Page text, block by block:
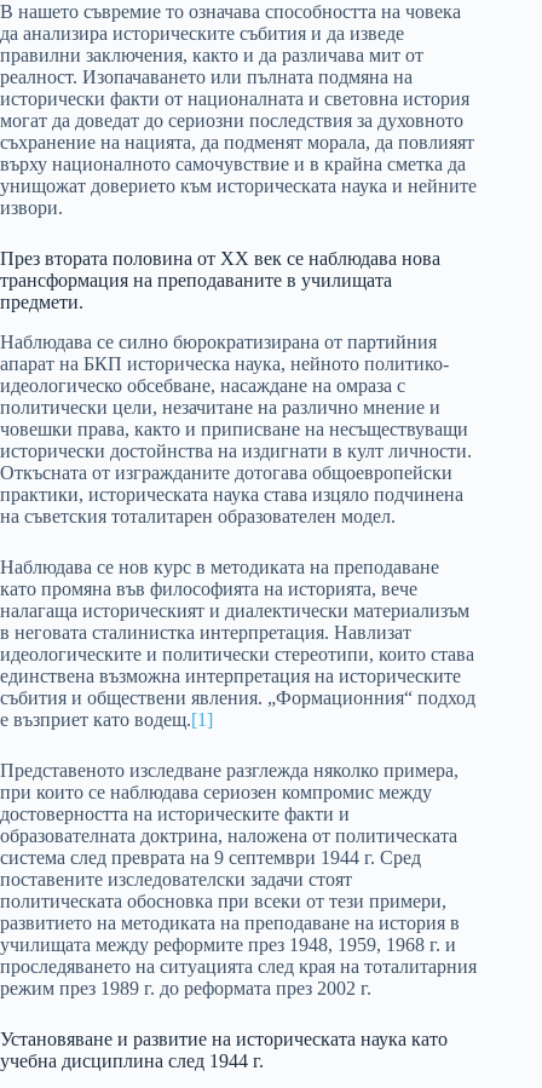
В нашето съвремие то означава способността на човека
да анализира историческите събития и да изведе
правилни заключения, както и да различава мит от
реалност. Изопачаването или пълната подмяна на
исторически факти от националната и световна история
могат да доведат до сериозни последствия за духовното
съхранение на нацията, да подменят морала, да повлияят
върху националното самочувствие и в крайна сметка да
унищожат доверието към историческата наука и нейните
извори.
През втората половина от ХХ век се наблюдава нова
трансформация на преподаваните в училищата
предмети.
Наблюдава се силно бюрократизирана от партийния
апарат на БКП историческа наука, нейното политико-
идеологическо обсебване, насаждане на омраза с
политически цели, незачитане на различно мнение и
човешки права, както и приписване на несъществуващи
исторически достойнства на издигнати в култ личности.
Откъсната от изгражданите дотогава общоевропейски
практики, историческата наука става изцяло подчинена
на съветския тоталитарен образователен модел.
Наблюдава се нов курс в методиката на преподаване
като промяна във философията на историята, вече
налагаща историческият и диалектически материализъм
в неговата сталинистка интерпретация. Навлизат
идеологическите и политически стереотипи, които става
единствена възможна интерпретация на историческите
събития и обществени явления. „Формационния“ подход
е възприет като водещ.[1]
Представеното изследване разглежда няколко примера,
при които се наблюдава сериозен компромис между
достоверността на историческите факти и
образователната доктрина, наложена от политическата
система след преврата на 9 септември 1944 г. Сред
поставените изследователски задачи стоят
политическата обосновка при всеки от тези примери,
развитието на методиката на преподаване на история в
училищата между реформите през 1948, 1959, 1968 г. и
проследяването на ситуацията след края на тоталитарния
режим през 1989 г. до реформата през 2002 г.
Установяване и развитие на историческата наука като
учебна дисциплина след 1944 г.